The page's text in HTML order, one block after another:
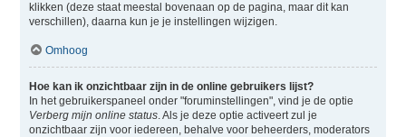
klikken (deze staat meestal bovenaan op de pagina, maar dit kan
verschillen), daarna kun je je instellingen wijzigen.
Omhoog
Hoe kan ik onzichtbaar zijn in de online gebruikers lijst?
In het gebruikerspaneel onder "foruminstellingen", vind je de optie
Verberg mijn online status. Als je deze optie activeert zul je
onzichtbaar zijn voor iedereen, behalve voor beheerders, moderators